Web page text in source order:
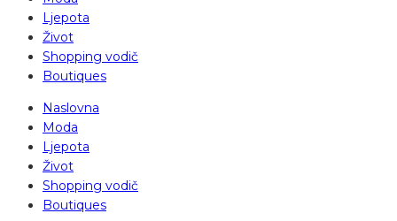
Ljepota
Život
Shopping vodič
Boutiques
Naslovna
Moda
Ljepota
Život
Shopping vodič
Boutiques